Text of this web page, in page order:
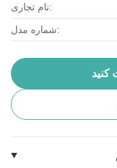
نام تجاری:
شماره مدل:
کنید